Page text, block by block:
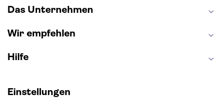
Das Unternehmen
Wir empfehlen
Hilfe
Einstellungen